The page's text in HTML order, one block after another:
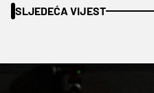
SLJEDEĆA VIJEST